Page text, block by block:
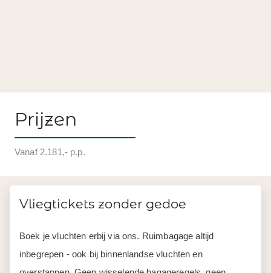
Vliegtickets zonder gedoe
Boek je vluchten erbij via ons. Ruimbagage altijd
inbegrepen - ook bij binnenlandse vluchten en
onverwachte kosten, geen vergelijkingen zelf maken.